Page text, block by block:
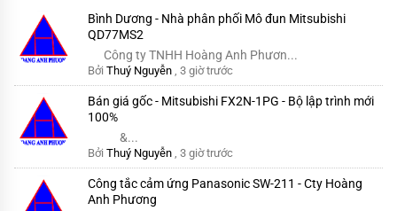
Bình Dương - Nhà phân phối Mô đun Mitsubishi
QD77MS2
Công ty TNHH Hoàng Anh Phươn...
BởiThuý Nguyễn ,3 giờ trước
Bán giá gốc - Mitsubishi FX2N-1PG - Bộ lập trình mới
100%
&...
BởiThuý Nguyễn ,3 giờ trước
Công tắc cảm ứng Panasonic SW-211 - Cty Hoàng
Anh Phương